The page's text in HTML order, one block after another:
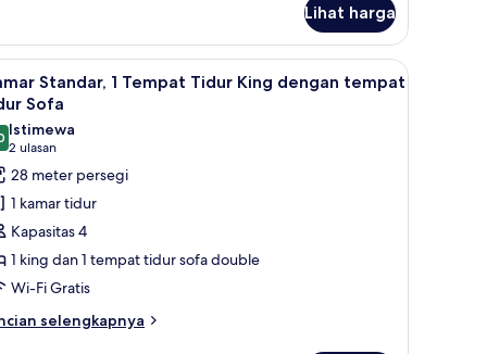
Lihat harga
dan tempat tidur bayi gratis Brankas, meja kerja, setrika/meja setrika,
4
Standar, 1 Tempat Tidur King dengan tempat
Sofa
dari 10
Istimewa
2 ulasan
(2
ulasan)
28 meter persegi
1 kamar tidur
Kapasitas 4
1 king dan 1 tempat tidur sofa double
Wi-Fi Gratis
selengkapnya